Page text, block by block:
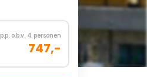
p.p. o.b.v. 4 personen
747,-